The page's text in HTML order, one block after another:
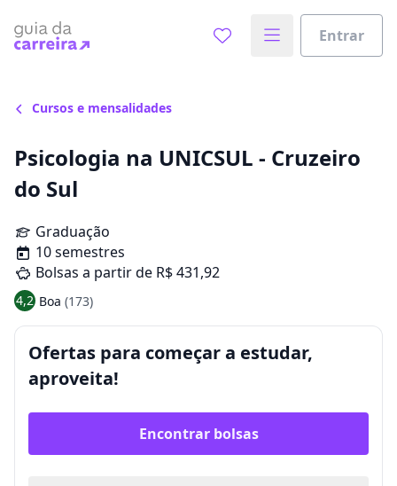
Entrar
Cursos e mensalidades
Psicologia na UNICSUL - Cruzeiro
do Sul
Graduação
10 semestres
Bolsas a partir de R$ 431,92
4,2 Boa (173)
Ofertas para começar a estudar,
aproveita!
Encontrar bolsas